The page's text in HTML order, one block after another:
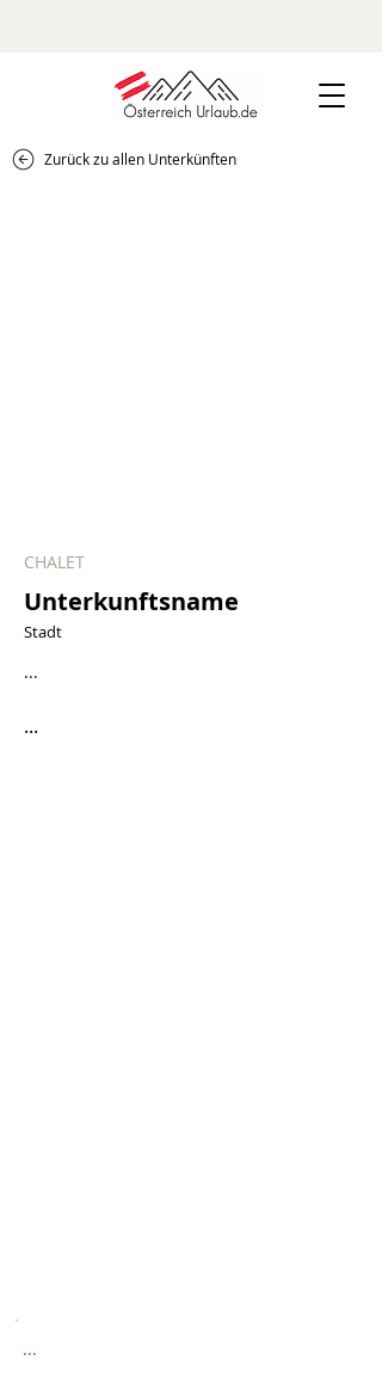
Zurück zu allen Unterkünften
CHALET
Unterkunftsname
Stadt
...
...
...